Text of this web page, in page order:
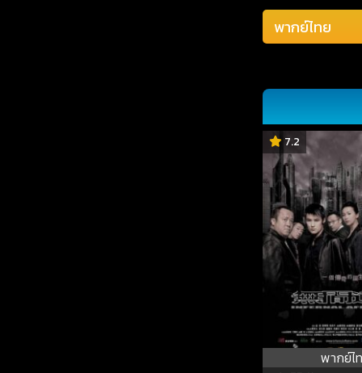
7.2
พากย์ไ